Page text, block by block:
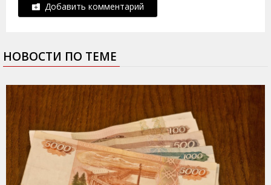
Добавить комментарий
НОВОСТИ ПО ТЕМЕ